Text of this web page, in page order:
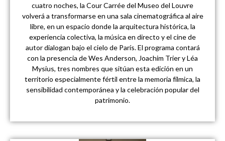
cuatro noches, la Cour Carrée del Museo del Louvre
volverá a transformarse en una sala cinematográfica al aire
libre, en un espacio donde la arquitectura histórica, la
experiencia colectiva, la música en directo y el cine de
autor dialogan bajo el cielo de París. El programa contará
con la presencia de Wes Anderson, Joachim Trier y Léa
Mysius, tres nombres que sitúan esta edición en un
territorio especialmente fértil entre la memoria fílmica, la
sensibilidad contemporánea y la celebración popular del
patrimonio.